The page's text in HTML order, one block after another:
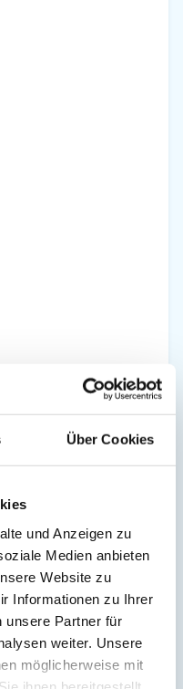
Über Cookies
und Anzeigen zu
Medien anbieten
Website zu
Informationen zu Ihrer
unsere Partner für
weiter. Unsere
möglicherweise mit